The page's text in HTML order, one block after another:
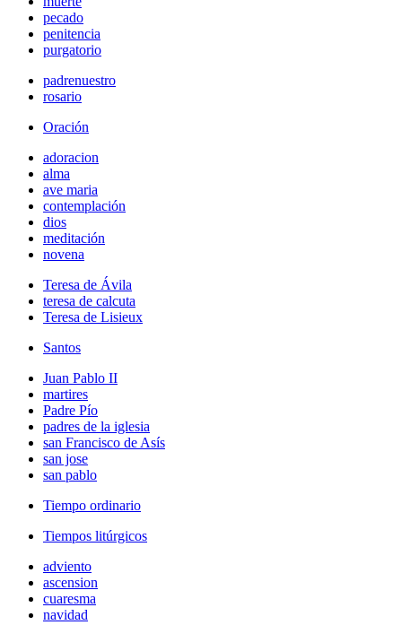
pecado
penitencia
purgatorio
padrenuestro
rosario
Oración
adoracion
alma
ave maria
contemplación
dios
meditación
novena
Teresa de Ávila
teresa de calcuta
Teresa de Lisieux
Santos
Juan Pablo II
martires
Padre Pío
padres de la iglesia
san Francisco de Asís
san jose
san pablo
Tiempo ordinario
Tiempos litúrgicos
adviento
ascension
cuaresma
navidad